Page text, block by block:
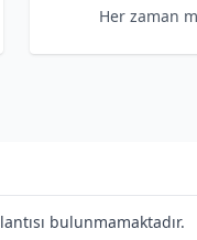
Her zaman
bulunmamaktadır.